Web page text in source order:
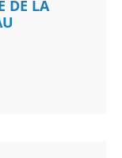
DE LA